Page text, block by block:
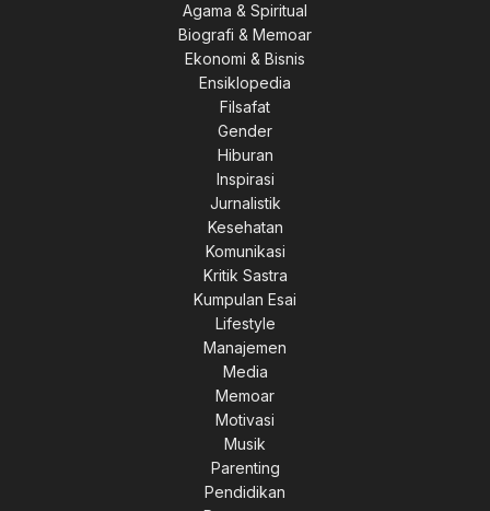
Agama & Spiritual
Biografi & Memoar
Ekonomi & Bisnis
Ensiklopedia
Filsafat
Gender
Hiburan
Inspirasi
Jurnalistik
Kesehatan
Komunikasi
Kritik Sastra
Kumpulan Esai
Lifestyle
Manajemen
Media
Memoar
Motivasi
Musik
Parenting
Pendidikan